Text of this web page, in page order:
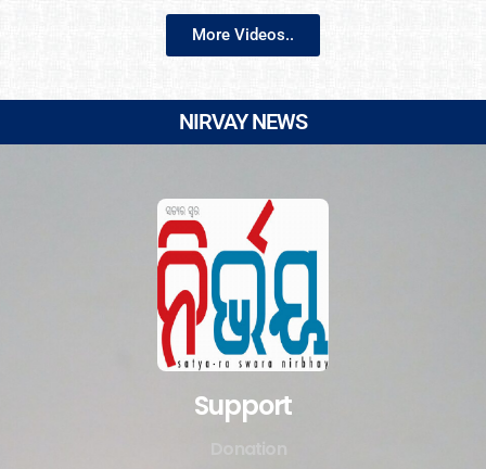
More Videos..
NIRVAY NEWS
Support